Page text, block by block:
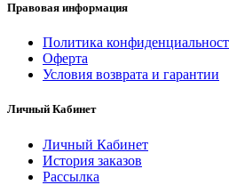
Правовая информация
Политика
Оферта
Условия возврата и гарантии
Личный Кабинет
Личный Кабинет
История заказов
Рассылка